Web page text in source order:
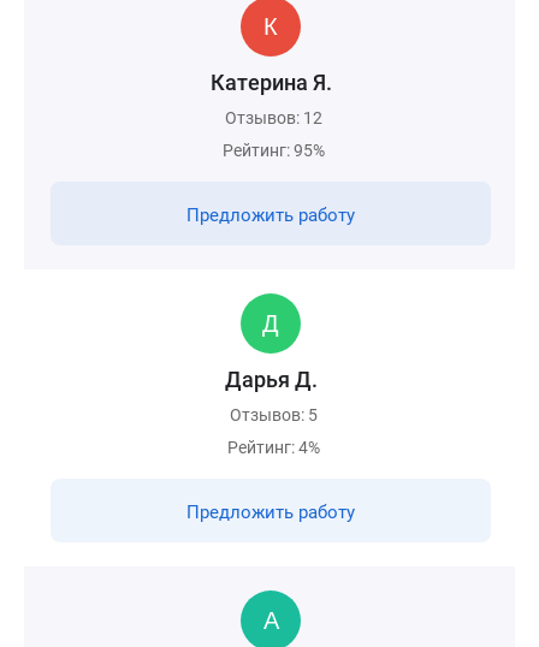
Катерина Я.
Отзывов: 12
Рейтинг: 95%
Предложить работу
Дарья Д.
Отзывов: 5
Рейтинг: 4%
Предложить работу